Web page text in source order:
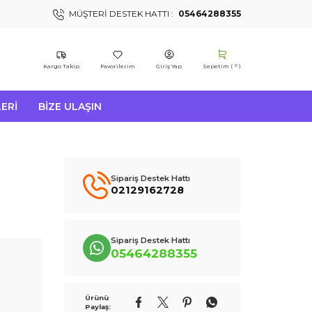
MÜŞTERI DESTEK HATTI : 05464288355
Kargo Takip Favorilerim Giriş Yap Sepetim ( 0 )
BIZE ULAŞIN
Sipariş Destek Hattı
02129162728
Sipariş Destek Hattı
05464288355
Ürünü
Paylaş: